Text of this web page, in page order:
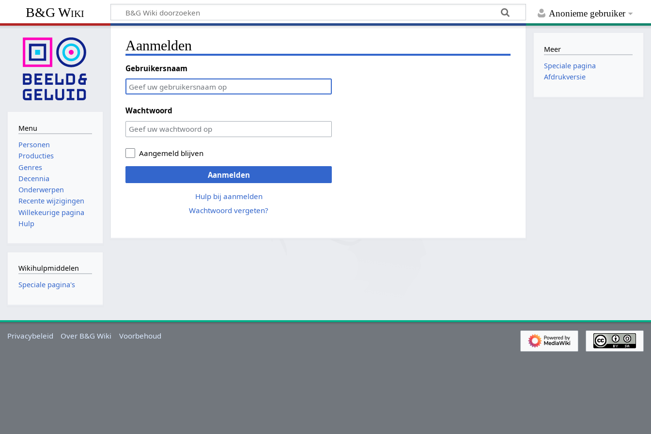
Anonieme gebruiker
B&G Wiki
Aanmelden
Gebruikersnaam
Wachtwoord
Aangemeld blijven
Aanmelden
Hulp bij aanmelden
Wachtwoord vergeten?
Menu
Personen
Producties
Genres
Decennia
Onderwerpen
Recente wijzigingen
Willekeurige pagina
Hulp
Wikihulpmiddelen
Speciale pagina's
Meer
Speciale pagina
Afdrukversie
Privacybeleid Over B&G Wiki Voorbehoud